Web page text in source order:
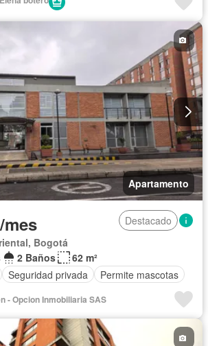
Apartamento
mes
Destacado
Bogotá
2 Baños
62 m²
Seguridad privada Permite mascotas
- Opcion Inmobiliaria SAS